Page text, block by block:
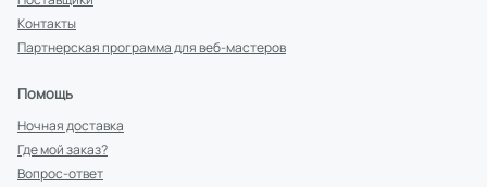
Контакты
Партнерская программа для веб-мастеров
Помощь
Ночная доставка
Где мой заказ?
Вопрос-ответ